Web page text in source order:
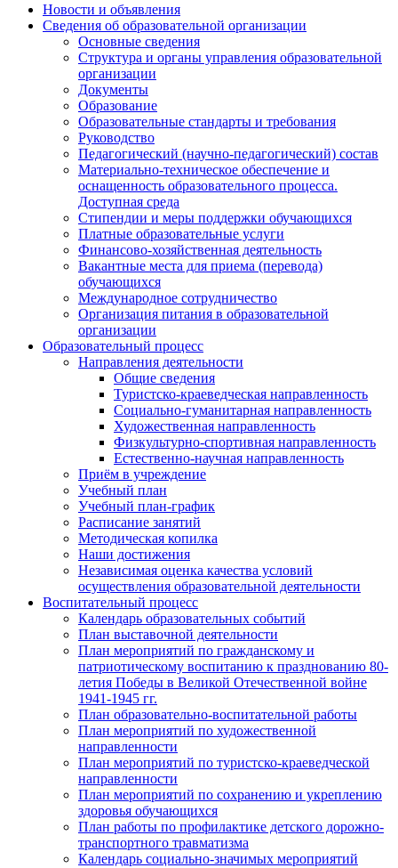
Новости и объявления
Сведения об образовательной организации
Основные сведения
Структура и органы управления образовательной
организации
Документы
Образование
Образовательные стандарты и требования
Руководство
Педагогический (научно-педагогический) состав
Материально-техническое обеспечение и
оснащенность образовательного процесса.
Доступная среда
Стипендии и меры поддержки обучающихся
Платные образовательные услуги
Финансово-хозяйственная деятельность
Вакантные места для приема (перевода)
обучающихся
Международное сотрудничество
Организация питания в образовательной
организации
Образовательный процесс
Направления деятельности
Общие сведения
Туристско-краеведческая направленность
Социально-гуманитарная направленность
Художественная направленность
Физкультурно-спортивная направленность
Естественно-научная направленность
Приём в учреждение
Учебный план
Учебный план-график
Расписание занятий
Методическая копилка
Наши достижения
Независимая оценка качества условий
осуществления образовательной деятельности
Воспитательный процесс
Календарь образовательных событий
План выставочной деятельности
План мероприятий по гражданскому и
патриотическому воспитанию к празднованию 80-
летия Победы в Великой Отечественной войне
1941-1945 гг.
План образовательно-воспитательной работы
План мероприятий по художественной
направленности
План мероприятий по туристско-краеведческой
направленности
План мероприятий по сохранению и укреплению
здоровья обучающихся
План работы по профилактике детского дорожно-
транспортного травматизма
Календарь социально-значимых мероприятий